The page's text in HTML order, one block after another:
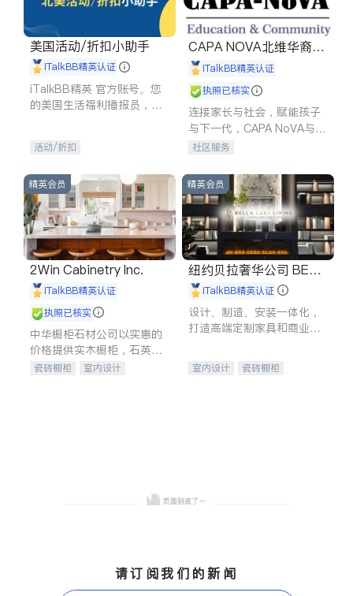
美国活动/折扣小助手
iTalkBB精英认证
iTalkBB精英 官方账号。您
的美国生活福利播报员，精
专属福利。
活动/折扣
CAPA NOVA北维华裔家
长会iTalkBB精英认证
执照已核实
连接家长与社会，赋能孩子
与下一代，CAPA NoVA与您
携手建设包容、公平、充满
社区服务
精英会员
2Win Cabinetry Inc.
iTalkBB精英认证
执照已核实
中华橱柜石材公司以实惠的
价格提供实木橱柜，石英石
台面，多种优质不锈钢水
瓷砖橱柜
室内设计
精英会员
纽约贝拉奢华公司 BELL
A LUXE
iTalkBB精英认证
设计、制造、安装一体化，
打造高端定制家具和商业空
室内设计
瓷砖橱柜
请订阅我们的新闻